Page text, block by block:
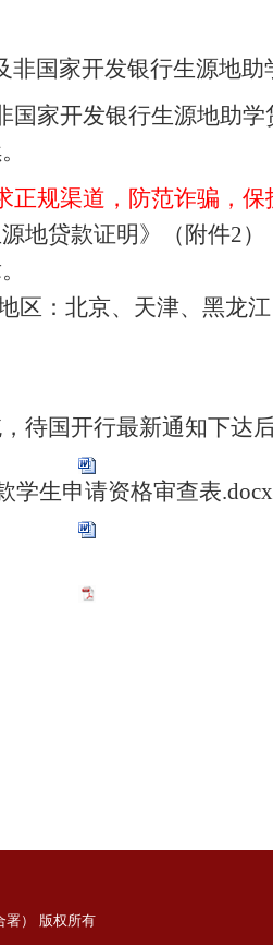
国家开发银行生源地助
家开发银行生源地助
规渠道，防范诈骗，保
地贷款证明》（附件2
区：北京、天津、黑龙
待国开行最新通知下达后
学生申请资格审查表.docx
署） 版权所有